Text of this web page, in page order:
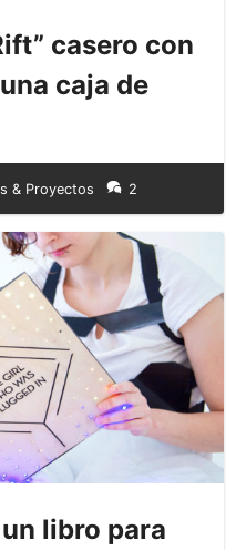
casero con
caja de
& Proyectos 2
libro para